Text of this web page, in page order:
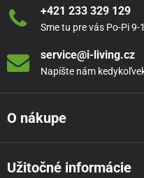
+421 233 329 129
Sme tu pre vás Po-Pi 9-
service@i-living.cz
Napíšte nám
O nákupe
Užitočné informácie